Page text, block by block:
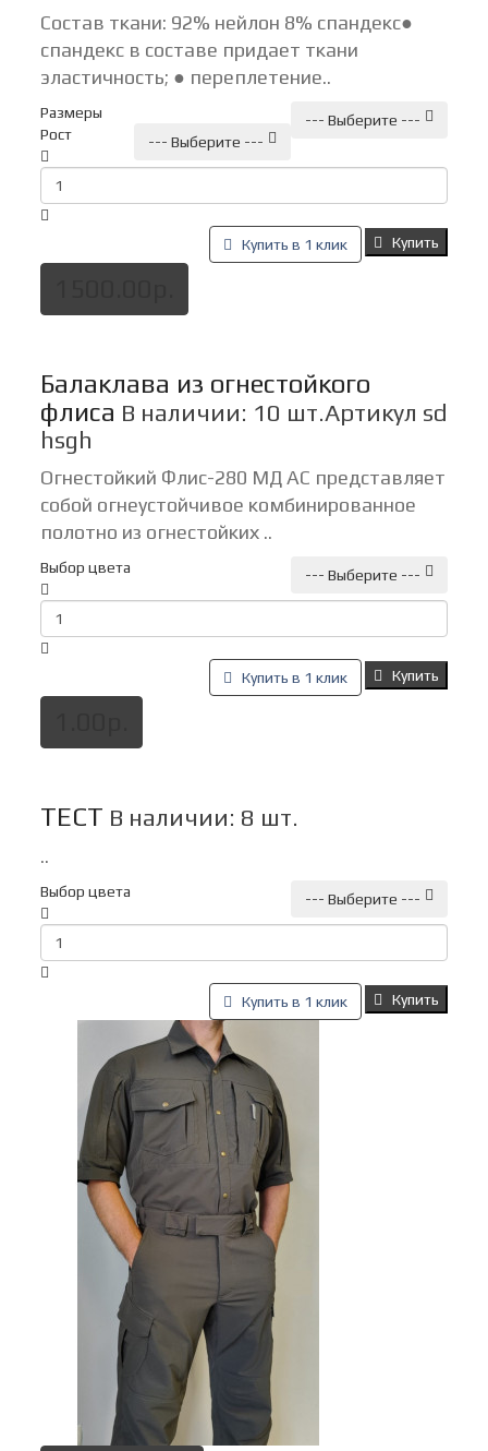
Состав ткани: 92% нейлон 8% спандекс●
спандекс в составе придает ткани
эластичность; ● переплетение..
Размеры
--- Выберите ---
Рост
--- Выберите ---
Купить в 1 клик Купить
Балаклава из огнестойкого
флиса В наличии: 10 шт.Артикул sd
hsgh
Огнестойкий Флис-280 МД АС представляет
собой огнеустойчивое комбинированное
полотно из огнестойких ..
Выбор цвета --- Выберите ---
Купить в 1 клик Купить
ТЕСТ В наличии: 8 шт.
..
Выбор цвета --- Выберите ---
Купить в 1 клик Купить